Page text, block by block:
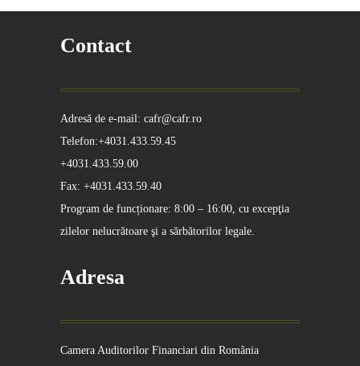
Contact
Adresă de e-mail: cafr@cafr.ro
Telefon:+4031.433.59.45
+4031.433.59.00
Fax: +4031.433.59.40
Program de funcționare: 8:00 – 16:00, cu excepţia
zilelor nelucrătoare şi a sărbătorilor legale.
Adresa
Camera Auditorilor Financiari din România